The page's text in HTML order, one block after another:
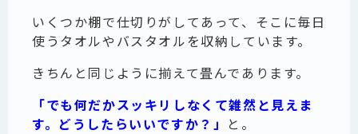
いくつか棚で仕切りがしてあって、そこに毎日
使うタオルやバスタオルを収納しています。
きちんと同じように揃えて畳んであります。
「でも何だかスッキリしなくて雑然と見えま
す。どうしたらいいですか？」 と。